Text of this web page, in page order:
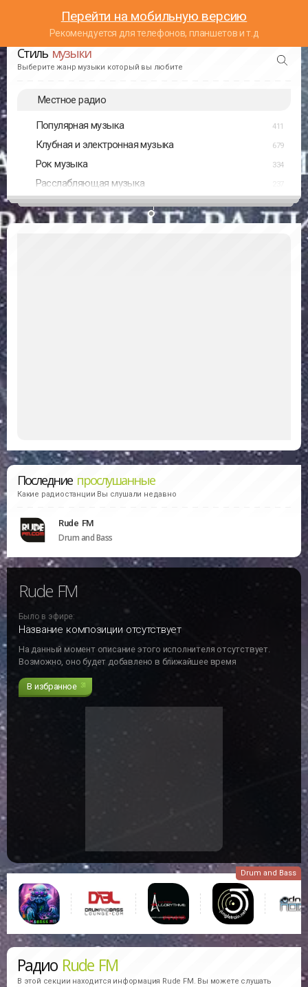
Перейти на мобильную версию
Рекомендуется для телефонов, планшетов и т.д
Стиль музыки
Выберите жанр музыки который вы любите
Местное радио
Популярная музыка 411
Клубная и электронная музыка 679
Рок музыка 334
Расслабляющая музыка
Последние прослушанные
Какие радиостанции Вы слушали недавно
Rude FM
Drum and Bass
Rude FM
Было в эфире:
Название композиции отсутствует
На данный момент описание этого исполнителя отсутствует.
Возможно, оно будет добавлено в ближайшее время
В избранное 31
Drum and Bass
Радио Rude FM
В этой секции находится информация Rude FM. Вы можете слушать